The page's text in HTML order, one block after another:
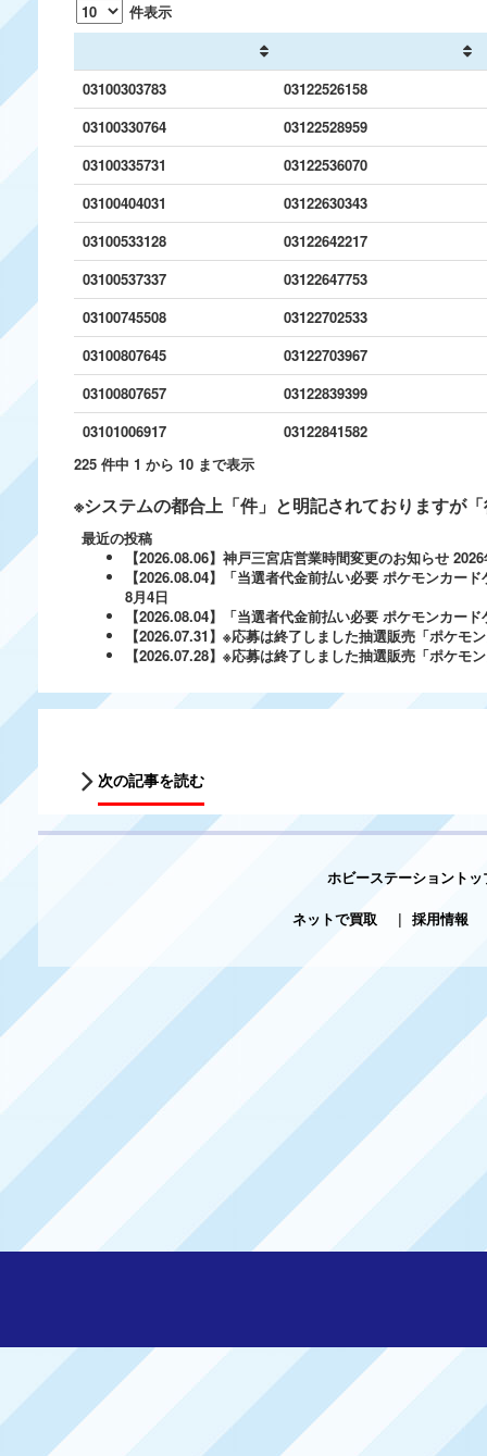
件表示
03100303783
03122526158
03100330764
03122528959
03100335731
03122536070
03100404031
03122630343
03100533128
03122642217
03100537337
03122647753
03100745508
03122702533
03100807645
03122703967
03100807657
03122839399
03101006917
03122841582
225 件中 1 から 10 まで表示
※システムの都合上「件」と明記されておりますが
最近の投稿
【2026.08.06】神戸三宮店営業時間変更のお知らせ
【2026.08.04】「当選者代金前払い必要 ポケモンカー
8月4日
【2026.08.04】「当選者代金前払い必要 ポケモンカー
【2026.07.31】※応募は終了しました抽選販売「ポケ
【2026.07.28】※応募は終了しました抽選販売「ポケ
次の記事を読む
ホビーステーショントッ
ネットで買取
| 採用情報